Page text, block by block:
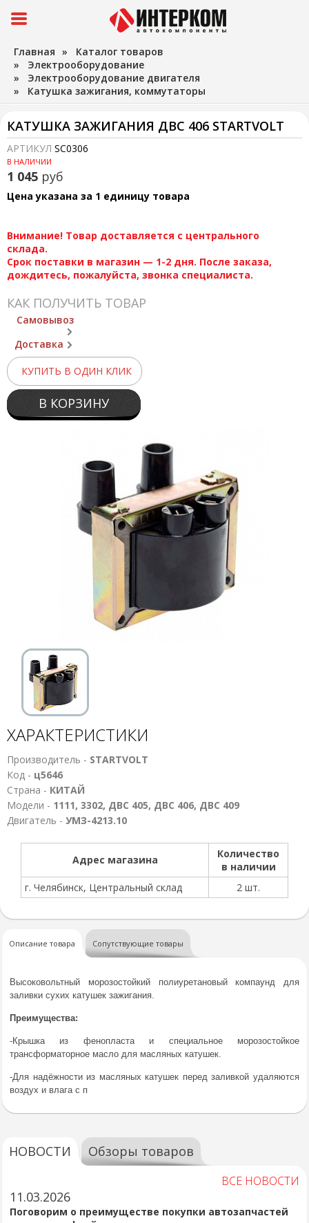
Главная » Каталог товаров
» Электрооборудование
» Электрооборудование двигателя
» Катушка зажигания, коммутаторы
КАТУШКА ЗАЖИГАНИЯ ДВС 406 STARTVOLT
АРТИКУЛ SC0306
В НАЛИЧИИ
1 045 руб
Цена указана за 1 единицу товара
Внимание! Товар доставляется с центрального
склада.
Срок поставки в магазин — 1-2 дня. После заказа,
дождитесь, пожалуйста, звонка специалиста.
КАК ПОЛУЧИТЬ ТОВАР
Самовывоз
Доставка
КУПИТЬ В ОДИН КЛИК
В КОРЗИНУ
ХАРАКТЕРИСТИКИ
Производитель - STARTVOLT
Код - ц5646
Страна - КИТАЙ
Модели - 1111, 3302, ДВС 405, ДВС 406, ДВС 409
Двигатель - УМЗ-4213.10
Адрес магазина
Количество
в наличии
г. Челябинск, Центральный склад
2 шт.
Описание товара Сопутствующие товары
Высоковольтный морозостойкий полиуретановый компаунд для
заливки сухих катушек зажигания.
Преимущества:
-Крышка из фенопласта и специальное морозостойкое
трансформаторное масло для масляных катушек.
-Для надёжности из масляных катушек перед заливкой удаляются
воздух и влага с п
НОВОСТИ Обзоры товаров
ВСЕ НОВОСТИ
11.03.2026
Поговорим о преимуществе покупки автозапчастей